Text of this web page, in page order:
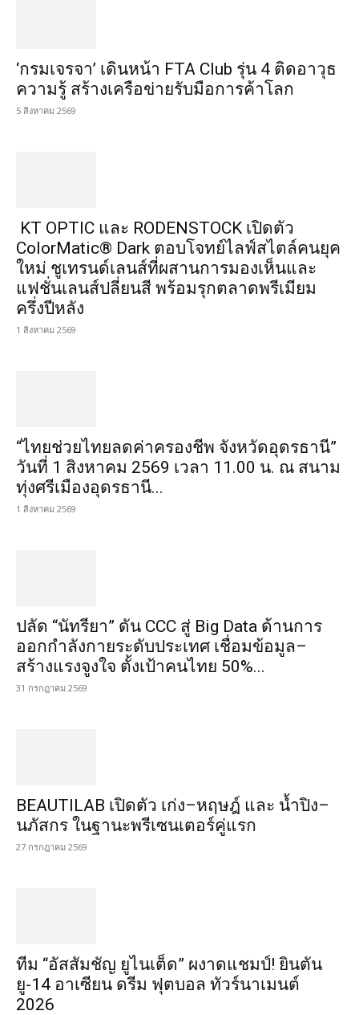
‘กรมเจรจา’ เดินหน้า FTA Club รุ่น 4 ติดอาวุธ
ความรู้ สร้างเครือข่ายรับมือการค้าโลก
5 สิงหาคม 2569
KT OPTIC และ RODENSTOCK เปิดตัว
ColorMatic® Dark ตอบโจทย์ไลฟ์สไตล์คนยุค
ใหม่ ชูเทรนด์เลนส์ที่ผสานการมองเห็นและ
แฟชั่นเลนส์ปลี่ยนสี พร้อมรุกตลาดพรีเมียม
ครึ่งปีหลัง
1 สิงหาคม 2569
“ไทยช่วยไทยลดค่าครองชีพ จังหวัดอุดรธานี”
วันที่ 1 สิงหาคม 2569 เวลา 11.00 น. ณ สนาม
ทุ่งศรีเมืองอุดรธานี...
1 สิงหาคม 2569
ปลัด “นัทรียา” ดัน CCC สู่ Big Data ด้านการ
ออกกำลังกายระดับประเทศ เชื่อมข้อมูล–
สร้างแรงจูงใจ ตั้งเป้าคนไทย 50%...
31 กรกฎาคม 2569
BEAUTILAB เปิดตัว เก่ง–หฤษฎ์ และ น้ำปิง–
นภัสกร ในฐานะพรีเซนเตอร์คู่แรก
27 กรกฎาคม 2569
ทีม “อัสสัมชัญ ยูไนเต็ด” ผงาดแชมป์! ยินตัน
ยู-14 อาเซียน ดรีม ฟุตบอล ทัวร์นาเมนต์
2026